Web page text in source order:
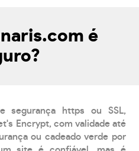
é
segurança https ou SSL,
Encrypt, com validade até
ou cadeado verde por